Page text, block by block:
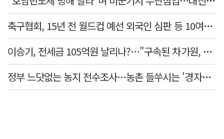
축구협회, 15년 전 월드컵 예선 외국인 심판 등 10여명에 '성 접대'
이승기, 전세금 105억원 날리나?…"구속된 차가원, 형사 범죄 영역"
정부 느닷없는 농지 전수조사…농촌 들쑤시는 '경자유전'의 칼날